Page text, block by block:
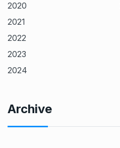
2020
2021
2022
2023
2024
Archive